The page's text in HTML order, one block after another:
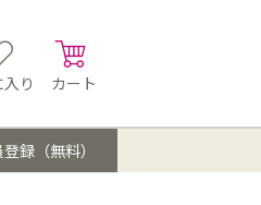
り カート
録（無料）